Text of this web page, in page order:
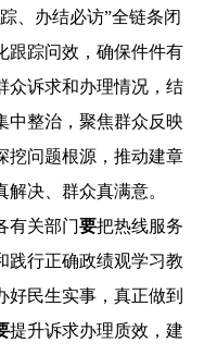
、办结必访”全链条闭
跟踪问效，确保件件有
众诉求和办理情况，结
中整治，聚焦群众反映
挖问题根源，推动建章
解决、群众真满意。
有关部门要把热线服务
践行正确政绩观学习教
好民生实事，真正做到
提升诉求办理质效，建